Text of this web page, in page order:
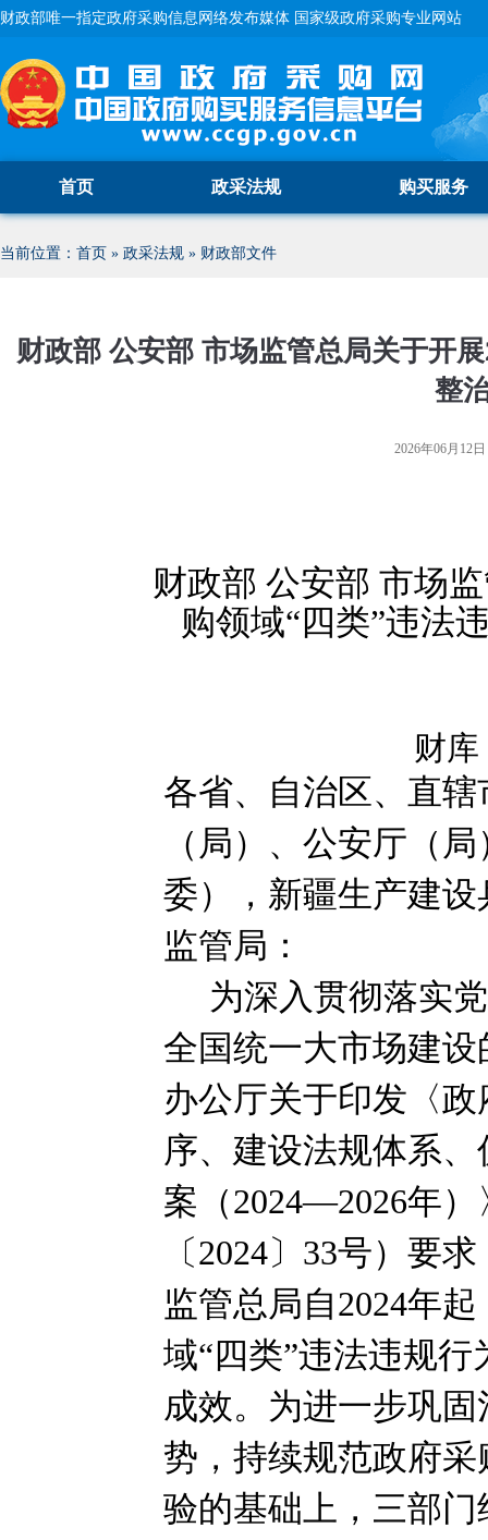
财政部唯一指定政府采购信息网络发布媒体 国家级政府采购专业网站
首页 政采法规 购买服务
当前位置： 首页 » 政采法规 » 财政部文件
财政部 公安部 市场监管总局关于开
整
2026年06月12日
财政部 公安部 市场
购领域“四类”违法
财库
各省、自治区、直
（局）、公安厅（
委），新疆生产建
监管局 ：
为深入贯彻落实
全国统一大市场建
办公厅关于印发〈
序、建设法规体系
案（2024—2026年）
〔 2024 〕 33号）要求
监管总局自2024年起
域“四类”违法违规
成效。为进一步巩
势，持续规范政府
验的基础上，三部